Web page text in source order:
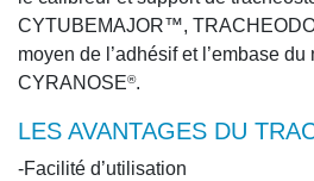
CYTUBEMAJOR™,
moyen de l’adhésif et l’embase
CYRANOSE®.
LES AVANTAGES DU
-Facilité d’utilisation